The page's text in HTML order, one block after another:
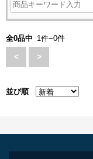
全0品中 1件−0件
< >
並び順